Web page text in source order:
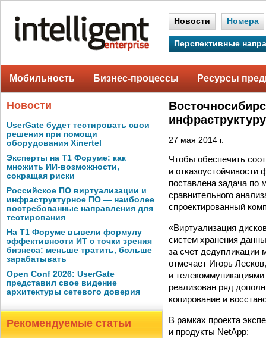
Новости Номера
Перспективные
Мобильность Бизнес-процессы Ресурсы
Новости
UserGate будет тестировать свои
решения при помощи
оборудования Xinertel
Эксперты на Т1 Форуме: как
множить ИИ-возможности,
сокращая риски
Российское ПО виртуализации и
инфраструктурное ПО — наиболее
востребованные направления для
тестирования
На Т1 Форуме вывели формулу
эффективности ИТ с точки зрения
бизнеса: меньше тратить, больше
зарабатывать
Open Conf 2026: UserGate
представил свое видение
архитектуры сетевого доверия
Рекомендуемые статьи
инфраструктуру
27 мая 2014 г.
Чтобы обеспечить
и
поставлена задача по
сравнительного
спроектированный
«Виртуализация
систем хранения
за счет дедупликации
отмечает Игорь
и
реализован ряд
копирование и
В рамках проекта
и продукты NetApp: